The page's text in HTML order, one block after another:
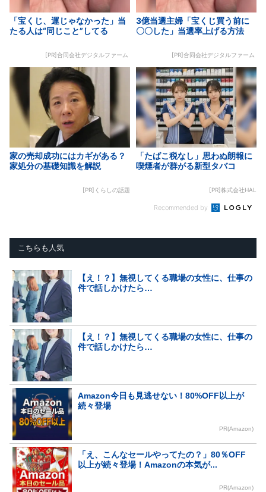
「宝くじ、運じゃなかった」当
たる人は“同じこと”してる
[PR]合同会社デジタルファーム
3億当選主婦「宝くじ買う前に
〇〇した」当選率上げる方法
[PR]合同会社デジタルファーム
家の売却成功にはカギがある？
家処分の基礎知識を解説
[PR]くらしの話題
「たばこ税なし」思わぬ朗報に
喫煙者が群がる新型タバコ
[PR]株式会社HAL
Recommended by
こちらも人気
【え！？】無視してくる職場の女性に、仕事の
件で話しかけたら…
【え！？】無視してくる職場の女性に、仕事の
件で話しかけたら…
Amazon今日も見逃せない！80%OFF以上が
続々登場
PR(Amazon)
「え、こんなセールやってたの？」80％OFF
以上が続々登場！Amazonの本気が...
PR(Amazon)